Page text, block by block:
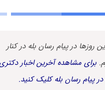
روزها در پیام رسان بله در کنار
برای مشاهده آخرین اخبار
در پیام رسان بله کلیک کنید.